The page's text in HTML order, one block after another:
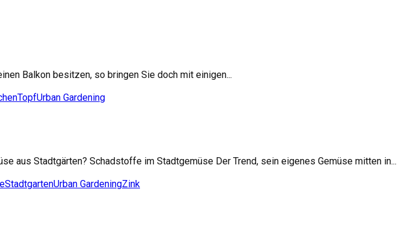
Balkon besitzen, so bringen Sie doch mit einigen...
TopfUrban Gardening
aus Stadtgärten? Schadstoffe im Stadtgemüse Der Trend, sein eigenes Gemüse mitten in...
StadtgartenUrban GardeningZink